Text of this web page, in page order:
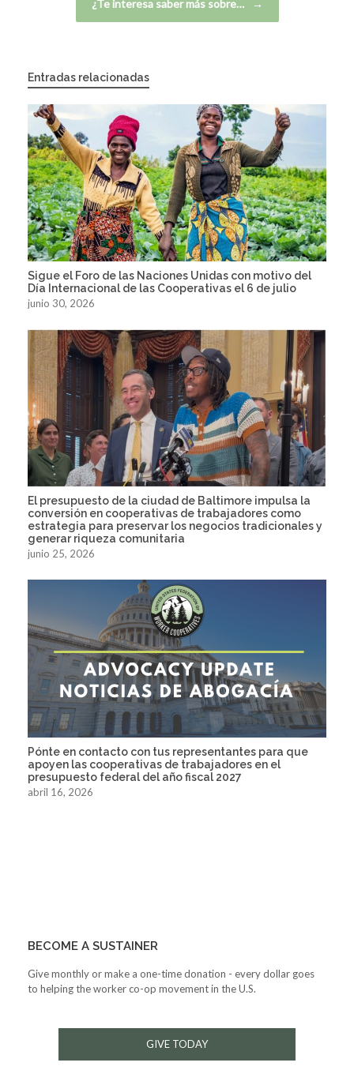
¿Te interesa saber más sobre… →
Entradas relacionadas
Sigue el Foro de las Naciones Unidas con motivo del
Día Internacional de las Cooperativas el 6 de julio
junio 30, 2026
El presupuesto de la ciudad de Baltimore impulsa la
conversión en cooperativas de trabajadores como
estrategia para preservar los negocios tradicionales y
generar riqueza comunitaria
junio 25, 2026
Pónte en contacto con tus representantes para que
apoyen las cooperativas de trabajadores en el
presupuesto federal del año fiscal 2027
abril 16, 2026
BECOME A SUSTAINER
Give monthly or make a one-time donation - every dollar goes
to helping the worker co-op movement in the U.S.
GIVE TODAY